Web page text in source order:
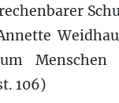
106)